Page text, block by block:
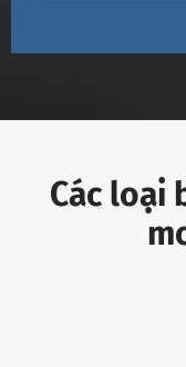
Các loại